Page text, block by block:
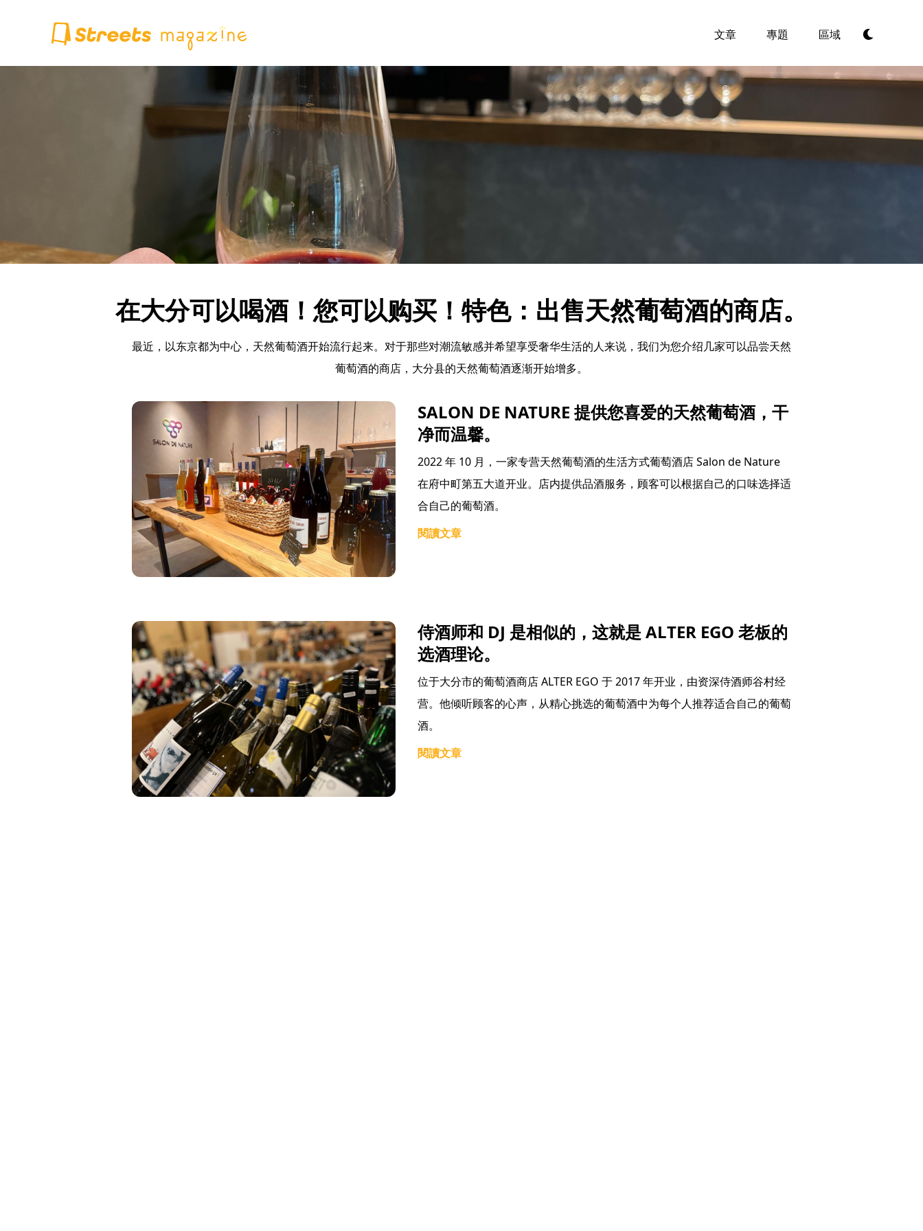
文章 專題 區域
在大分可以喝酒！您可以购买！特色：出售天然葡萄酒的商店。
最近，以东京都为中心，天然葡萄酒开始流行起来。对于那些对潮流敏感并希望享受奢华生活的人来说，我们为您介绍几家可以品尝天然
葡萄酒的商店，大分县的天然葡萄酒逐渐开始增多。
SALON DE NATURE 提供您喜爱的天然葡萄酒，干
净而温馨。
2022 年 10 月，一家专营天然葡萄酒的生活方式葡萄酒店 Salon de Nature
在府中町第五大道开业。店内提供品酒服务，顾客可以根据自己的口味选择适
合自己的葡萄酒。
閱讀文章
侍酒师和 DJ 是相似的，这就是 ALTER EGO 老板的
选酒理论。
位于大分市的葡萄酒商店 ALTER EGO 于 2017 年开业，由资深侍酒师谷村经
营。他倾听顾客的心声，从精心挑选的葡萄酒中为每个人推荐适合自己的葡萄
酒。
閱讀文章